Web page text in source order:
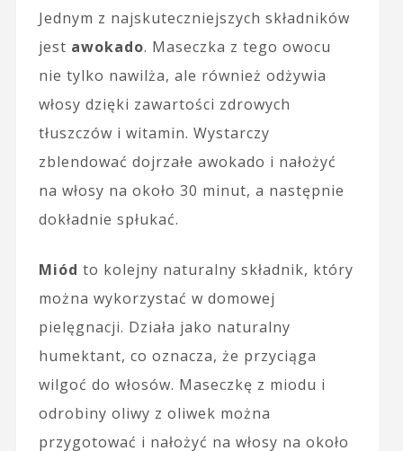
Jednym z najskuteczniejszych składników
jest awokado. Maseczka z tego owocu
nie tylko nawilża, ale również odżywia
włosy dzięki zawartości zdrowych
tłuszczów i witamin. Wystarczy
zblendować dojrzałe awokado i nałożyć
na włosy na około 30 minut, a następnie
dokładnie spłukać.
Miód to kolejny naturalny składnik, który
można wykorzystać w domowej
pielęgnacji. Działa jako naturalny
humektant, co oznacza, że przyciąga
wilgoć do włosów. Maseczkę z miodu i
odrobiny oliwy z oliwek można
przygotować i nałożyć na włosy na około